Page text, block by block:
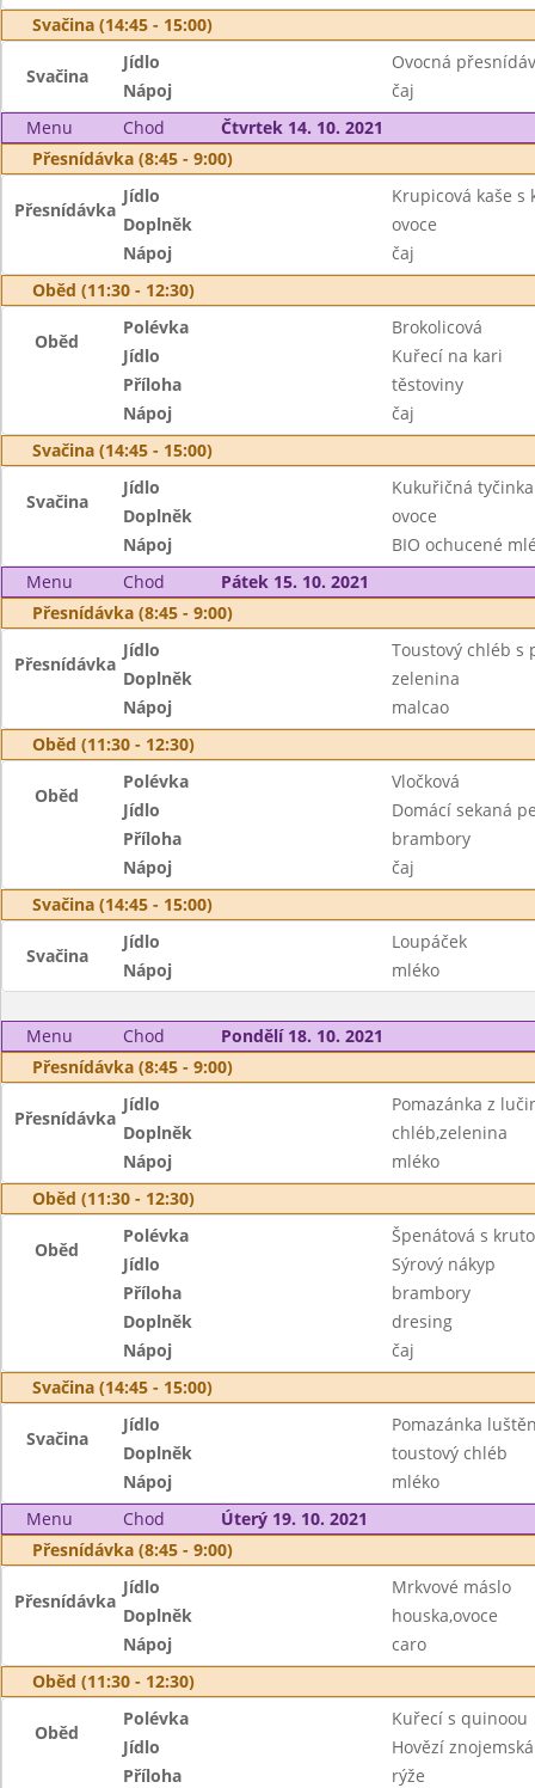
Svačina (14:45 - 15:00)
Svačina
Jídlo
Ovocná
Nápoj
čaj
Menu
Chod
Čtvrtek 14. 10. 2021
Přesnídávka (8:45 - 9:00)
Přesnídávka
Jídlo
Krupicová kaše s
Doplněk
ovoce
Nápoj
čaj
Oběd (11:30 - 12:30)
Oběd
Polévka
Brokolicová
Jídlo
Kuřecí na kari
Příloha
těstoviny
Nápoj
čaj
Svačina (14:45 - 15:00)
Svačina
Jídlo
Kukuřičná tyčinka
Doplněk
ovoce
Nápoj
BIO ochucené
Menu
Chod
Pátek 15. 10. 2021
Přesnídávka (8:45 - 9:00)
Přesnídávka
Jídlo
Toustový chléb s
Doplněk
zelenina
Nápoj
malcao
Oběd (11:30 - 12:30)
Oběd
Polévka
Vločková
Jídlo
Domácí sekaná
Příloha
brambory
Nápoj
čaj
Svačina (14:45 - 15:00)
Svačina
Jídlo
Loupáček
Nápoj
mléko
Menu Chod
Pondělí 18. 10. 2021
Přesnídávka (8:45 - 9:00)
Přesnídávka
Jídlo
Pomazánka z
Doplněk
chléb,zelenina
Nápoj
mléko
Oběd (11:30 - 12:30)
Oběd
Polévka
Špenátová s
Jídlo
Sýrový nákyp
Příloha
brambory
Doplněk
dresing
Nápoj
čaj
Svačina (14:45 - 15:00)
Svačina
Jídlo
Pomazánka
Doplněk
toustový chléb
Nápoj
mléko
Menu
Chod
Úterý 19. 10. 2021
Přesnídávka (8:45 - 9:00)
Přesnídávka
Jídlo
Mrkvové máslo
Doplněk
houska,ovoce
Nápoj
caro
Oběd (11:30 - 12:30)
Oběd
Polévka
Kuřecí s quinoou
Jídlo
Hovězí znojemská
Příloha
rýže